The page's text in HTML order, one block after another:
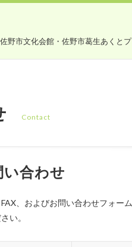
佐野市文化会館・佐野市葛生あくと
Contact
合わせ
、およびお問い合わせフォー
い。